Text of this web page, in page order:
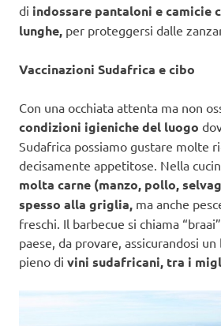
di indossare pantaloni e camicie
lunghe, per proteggersi dalle
Vaccinazioni Sudafrica e cibo
Con una occhiata attenta ma non
condizioni igieniche del luogo
Sudafrica possiamo gustare molte
decisamente appetitose. Nella
molta carne (manzo, pollo,
spesso alla griglia, ma anche
freschi. Il barbecue si chiama
paese, da provare, assicurandosi
pieno di vini sudafricani, tra i